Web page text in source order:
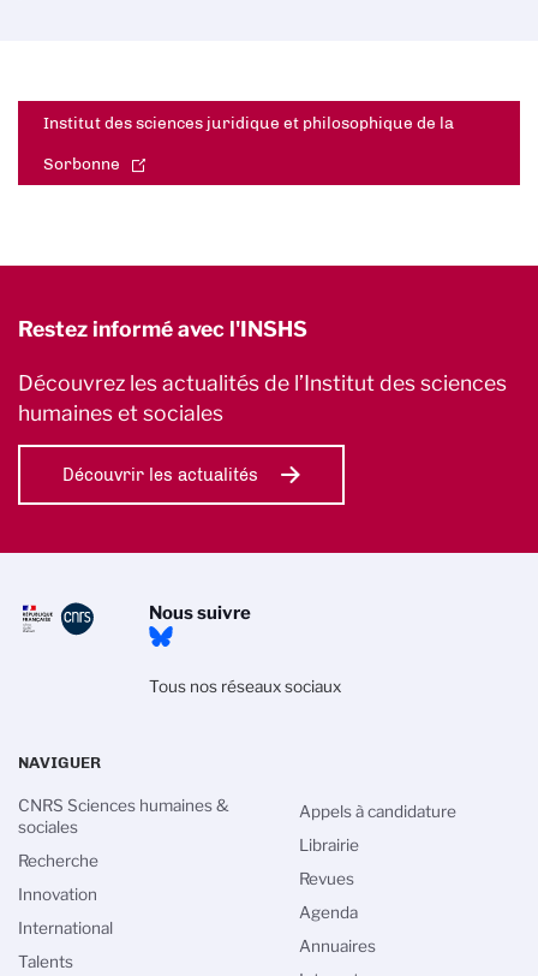
Institut des sciences juridique et philosophique de la
Sorbonne
Restez informé avec l'INSHS
Découvrez les actualités de l’Institut des sciences
humaines et sociales
Découvrir les actualités
Nous suivre
Tous nos réseaux sociaux
NAVIGUER
CNRS Sciences humaines &
sociales
Recherche
Innovation
International
Talents
Appels à candidature
Librairie
Revues
Agenda
Annuaires